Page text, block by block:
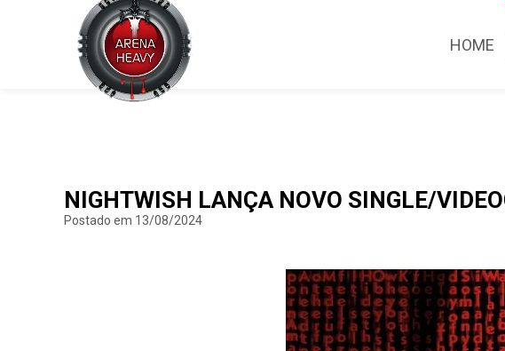
HOME
NIGHTWISH LANÇA NOVO SINGLE/
Postado em 13/08/2024